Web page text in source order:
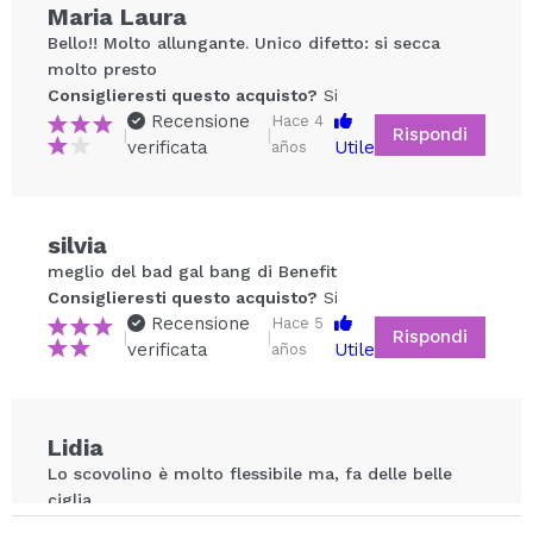
Il tuo video potrebbe essere il primo. Immaginalo...
Consiglieresti questo acquisto? Si No
Maria Laura
Bello!! Molto allungante. Unico difetto: si secca
molto presto
Consiglieresti questo acquisto? Si
|
Recensione
verificata
|
Hace 4
años
Utile
Rispondi
silvia
meglio del bad gal bang di Benefit
Consiglieresti questo acquisto? Si
|
Recensione
verificata
|
Hace 5
años
Utile
Rispondi
Lidia
Lo scovolino è molto flessibile ma, fa delle belle
ciglia